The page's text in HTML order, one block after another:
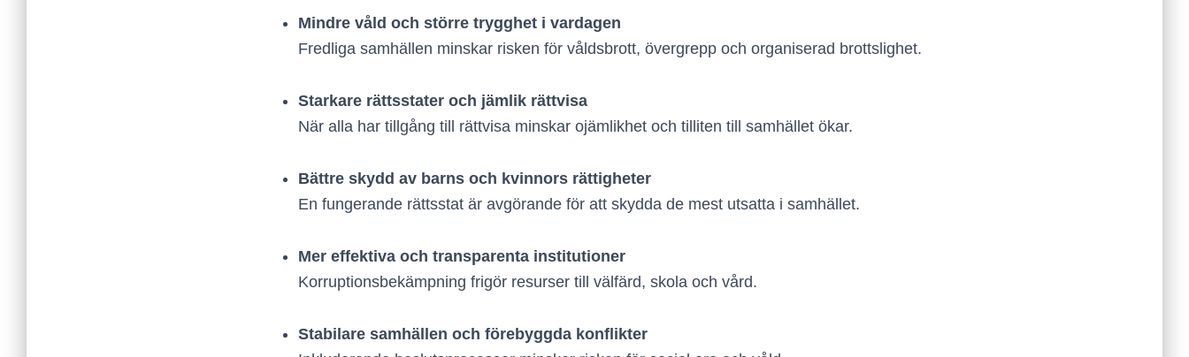
Mindre våld och större trygghet i vardagen
Fredliga samhällen minskar risken för våldsbrott, övergrepp och organiserad brottslighet.
Starkare rättsstater och jämlik rättvisa
När alla har tillgång till rättvisa minskar ojämlikhet och tilliten till samhället ökar.
Bättre skydd av barns och kvinnors rättigheter
En fungerande rättsstat är avgörande för att skydda de mest utsatta i samhället.
Mer effektiva och transparenta institutioner
Korruptionsbekämpning frigör resurser till välfärd, skola och vård.
Stabilare samhällen och förebyggda konflikter